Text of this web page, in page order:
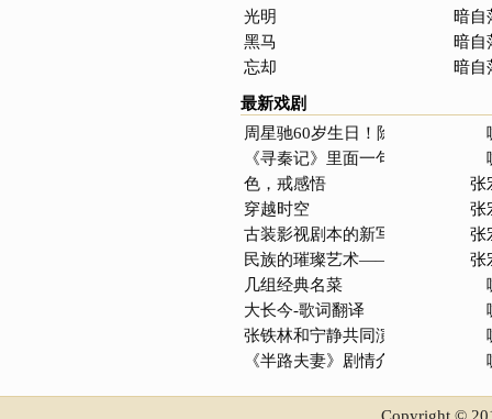
光明
暗自
黑马
暗自
忘却
暗自
最新戏剧
周星驰60岁生日！除你，世上再
《寻秦记》里面一句话的引思
色，戒感悟
张
穿越时空
张
古装影视剧本的新写法
张
民族的璀璨艺术——中国民歌
张
几组经典名菜
大长今-歌词翻译
张铁林和宁静共同演绎《吕不韦
《半路夫妻》剧情介绍
Copyright ©